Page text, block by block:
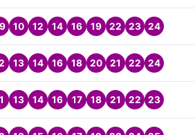
10 12 14 16 19 22 23 24
13 14 16 18 20 21 22 24
13 14 16 17 18 21 22 23